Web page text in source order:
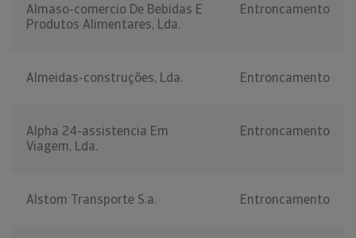
Almaso-comercio De Bebidas E
Produtos Alimentares, Lda.
Entroncamento
Almeidas-construções, Lda. Entroncamento
Alpha 24-assistencia Em
Viagem, Lda.
Entroncamento
Alstom Transporte S.a. Entroncamento